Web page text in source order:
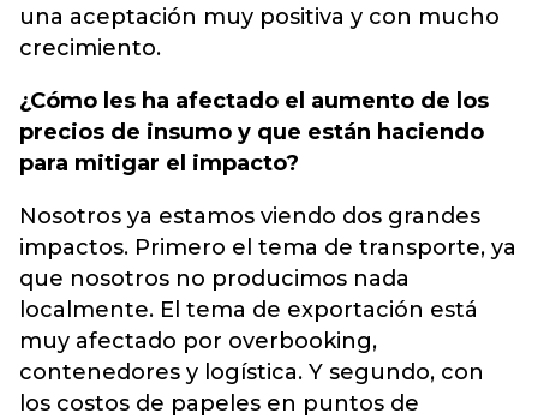
una aceptación muy positiva y con mucho
crecimiento.
¿Cómo les ha afectado el aumento de los
precios de insumo y que están haciendo
para mitigar el impacto?
Nosotros ya estamos viendo dos grandes
impactos. Primero el tema de transporte, ya
que nosotros no producimos nada
localmente. El tema de exportación está
muy afectado por overbooking,
contenedores y logística. Y segundo, con
los costos de papeles en puntos de